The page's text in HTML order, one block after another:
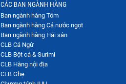
CÁC BAN NGÀNH HÀNG
Ban ngành hàng Tôm
Ban ngành hàng Cá nước ngọt
Ban ngành hàng Hải sản
CLB Cá Ngừ
CLB Bột cá & Surimi
CLB Hàng nội địa
CLB Ghẹ